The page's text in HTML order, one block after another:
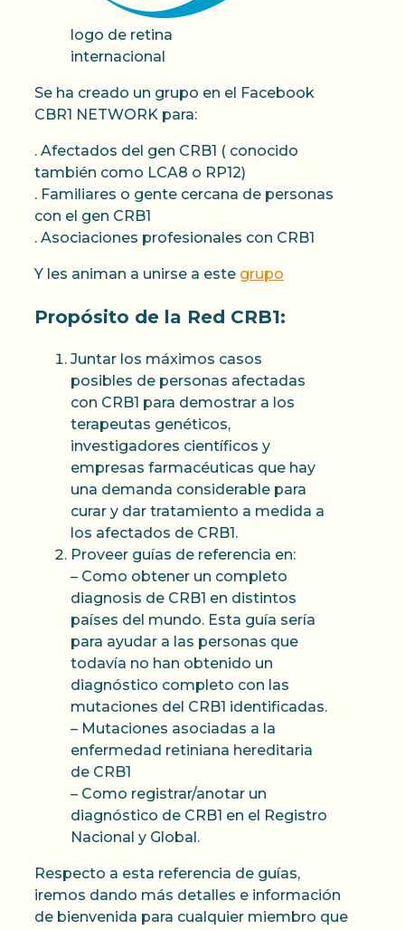
logo de retina
internacional
Se ha creado un grupo en el Facebook
CBR1 NETWORK para:
. Afectados del gen CRB1 ( conocido
también como LCA8 o RP12)
. Familiares o gente cercana de personas
con el gen CRB1
. Asociaciones profesionales con CRB1
Y les animan a unirse a este grupo
Propósito de la Red CRB1:
Juntar los máximos casos
posibles de personas afectadas
con CRB1 para demostrar a los
terapeutas genéticos,
investigadores científicos y
empresas farmacéuticas que hay
una demanda considerable para
curar y dar tratamiento a medida a
los afectados de CRB1.
Proveer guías de referencia en:
– Como obtener un completo
diagnosis de CRB1 en distintos
países del mundo. Esta guía sería
para ayudar a las personas que
todavía no han obtenido un
diagnóstico completo con las
mutaciones del CRB1 identificadas.
– Mutaciones asociadas a la
enfermedad retiniana hereditaria
de CRB1
– Como registrar/anotar un
diagnóstico de CRB1 en el Registro
Nacional y Global.
Respecto a esta referencia de guías,
iremos dando más detalles e información
de bienvenida para cualquier miembro que